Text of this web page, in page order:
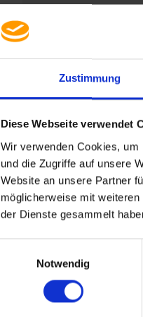
Zustimmung
Diese Webseite verwendet
Wir verwenden Cookies,
und die Zugriffe auf unsere
Website an unsere Partner
möglicherweise mit
der Dienste gesammelt
Notwendig